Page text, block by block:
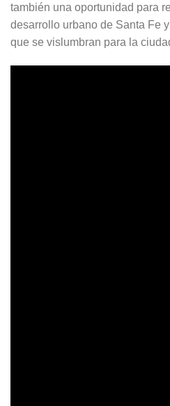
también una oportunidad para
desarrollo urbano de Santa Fe
que se vislumbran para la